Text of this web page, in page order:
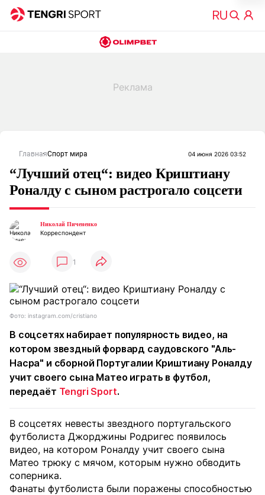
ГлавнаяСпорт мира 04 июня 2026 03:52
“Лучший отец“: видео Криштиану
Роналду с сыном растрогало соцсети
Николай Пичененко
Корреспондент
1
Фото: instagram.com/cristiano
В соцсетях набирает популярность видео, на
котором звездный форвард саудовского "Аль-
Насра" и сборной Португалии Криштиану Роналду
учит своего сына Матео играть в футбол,
передаёт Tengri Sport.
В соцсетях невесты звездного португальского
футболиста Джорджины Родригес появилось
видео, на котором Роналду учит своего сына
Матео трюку с мячом, которым нужно обводить
соперника.
Фанаты футболиста были поражены способностью